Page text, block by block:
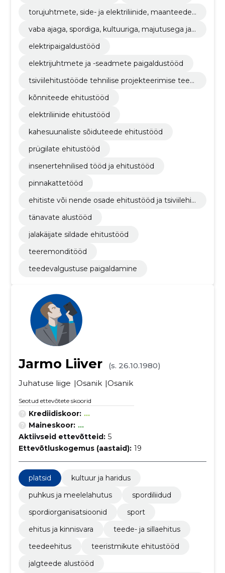
torujuhtmete, side- ja elektriliinide, maanteede,
nnakattetööd
vaba ajaga, spordiga, kultuuriga, majutusega ja r
elektripaigaldustööd
elektrijuhtmete ja -seadmete paigaldustööd
tsiviilehitustööde tehnilise projekteerimise teen
kõnniteede ehitustööd
elektriliinide ehitustööd
kahesuunaliste sõiduteede ehitustööd
prügilate ehitustööd
insenertehnilised tööd ja ehitustööd
pinnakattetööd
ehitiste või nende osade ehitustööd ja tsiviilehit
tänavate alustööd
jalakäijate sildade ehitustööd
teeremonditööd
teedevalgustuse paigaldamine
Jarmo Liiver
(s. 26.10.1980)
Juhatuse liige
Osanik Osanik
Seotud ettevõtete skoorid
Krediidiskoor: ...
Maineskoor: ...
Aktiivseid ettevõtteid: 5
Ettevõtluskogemus (aastaid): 19
platsid
kultuur ja haridus
puhkus ja meelelahutus
spordiliidud
spordiorganisatsioonid
sport
ehitus ja kinnisvara
teede- ja sillaehitus
teedeehitus
teeristmikute ehitustööd
jalgteede alustööd